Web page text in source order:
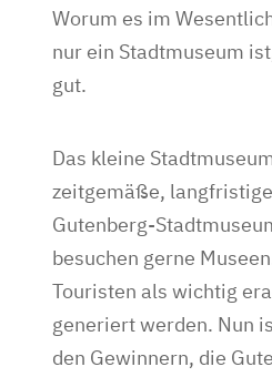
Worum es im
nur ein Stadtmuseum
gut.
Das kleine
zeitgemäße,
Gutenberg-
besuchen gerne
Touristen als wichtig
generiert werden. Nun
den Gewinnern, die